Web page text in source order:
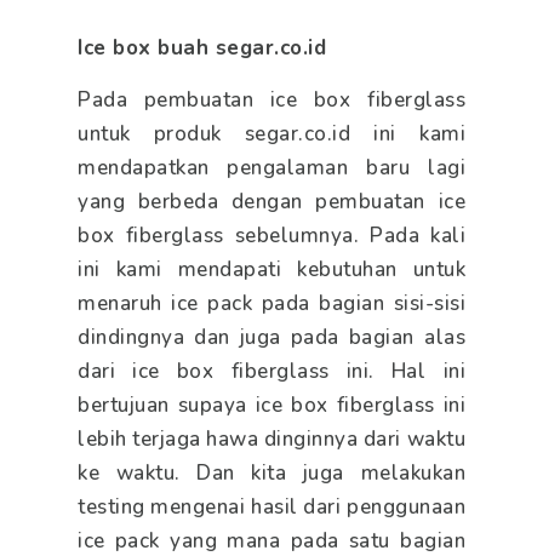
Ice box buah segar.co.id
Pada pembuatan ice box fiberglass
untuk produk segar.co.id ini kami
mendapatkan pengalaman baru lagi
yang berbeda dengan pembuatan ice
box fiberglass sebelumnya. Pada kali
ini kami mendapati kebutuhan untuk
menaruh ice pack pada bagian sisi-sisi
dindingnya dan juga pada bagian alas
dari ice box fiberglass ini. Hal ini
bertujuan supaya ice box fiberglass ini
lebih terjaga hawa dinginnya dari waktu
ke waktu. Dan kita juga melakukan
testing mengenai hasil dari penggunaan
ice pack yang mana pada satu bagian